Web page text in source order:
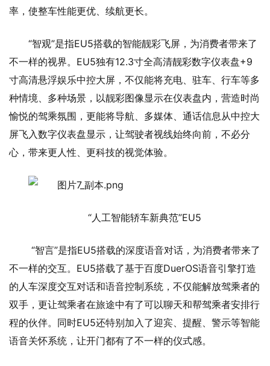
率，使整车性能更优、续航更长。
“智观”是指EU5搭载的智能靓彩飞屏，为消费者带来了
不一样的视界。EU5独有12.3寸全高清靓彩数字仪表盘+9
寸高清悬浮娱乐中控大屏，不仅能将充电、驻车、行车等多
种情境、多种场景，以靓彩图像显示在仪表盘内，营造时尚
愉悦的驾乘氛围，更能将导航、多媒体、通话信息从中控大
屏飞入数字仪表盘显示，让驾驶者视线始终向前，不必分
心，带来更人性、更科技的视觉体验。
“人工智能轿车新典范”EU5
“智言”是指EU5搭载的深度语音对话，为消费者带来了
不一样的交互。EU5搭载了基于百度DuerOS语音引擎打造
的人车深度交互对话和语音控制系统，不仅能解放驾乘者的
双手，更让驾乘者在旅途中有了可以聊天和帮驾乘者安排行
程的伙伴。同时EU5还特别加入了迎宾、提醒、警示等智能
语音关怀系统，让开门都有了不一样的仪式感。